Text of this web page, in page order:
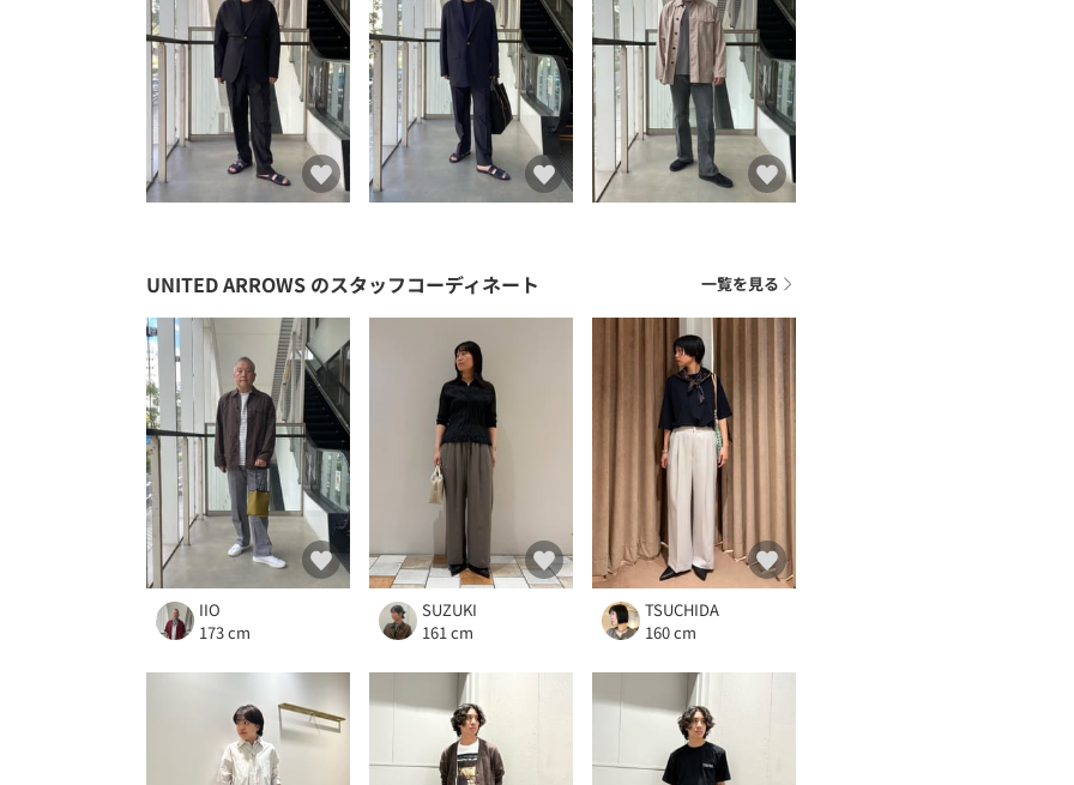
UNITED ARROWS のスタッフコーディネート 一覧を見る
IIO
173 cm
SUZUKI
161 cm
TSUCHIDA
160 cm